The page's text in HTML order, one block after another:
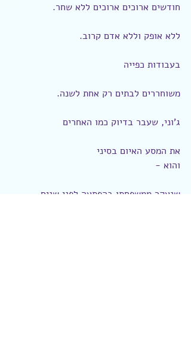
חודשים ארוכים ארוכים ללא שחר.
ללא אופק וללא אדם קרוב.
בעבודות כפייה
משוחררים לבתים רק אחת לשנה.
ג'וני, שעבר בדיוק כמו האחרים
את המסע האיום בסיני
והוא -
שנעקר ממשפחתו בהפתעה לפני שנים